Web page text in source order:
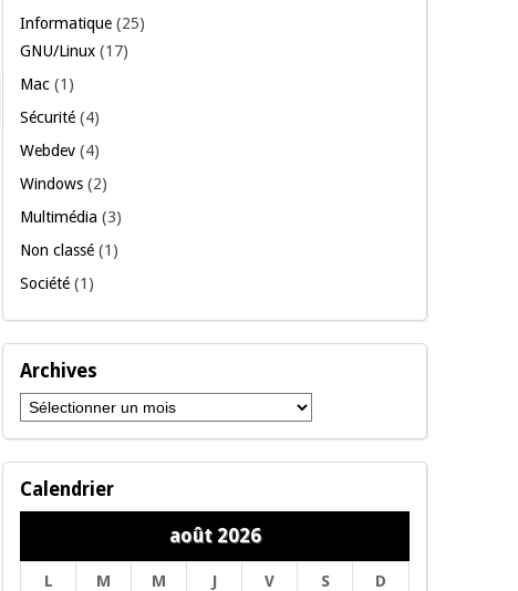
Informatique (25)
GNU/Linux (17)
Mac (1)
Sécurité (4)
Webdev (4)
Windows (2)
Multimédia (3)
Non classé (1)
Société (1)
Archives
Archives
Calendrier
août 2026
L M M J V S D